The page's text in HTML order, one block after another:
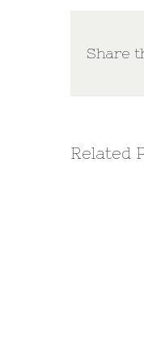
Share
Related